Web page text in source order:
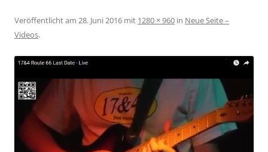
Veröffentlicht am 28. Juni 2016 mit 1280 × 960 in Neue Seite –
Videos.